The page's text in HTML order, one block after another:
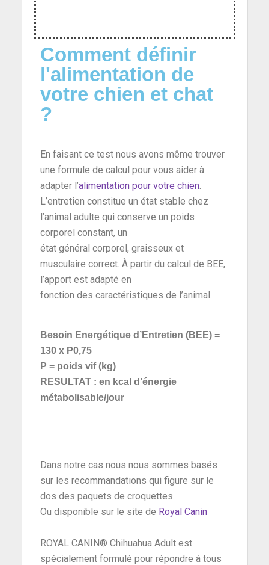
Comment définir
l'alimentation de
votre chien et chat
?
En faisant ce test nous avons même trouver
une formule de calcul pour vous aider à
adapter l’alimentation pour votre chien.
L’entretien constitue un état stable chez
l’animal adulte qui conserve un poids
corporel constant, un
état général corporel, graisseux et
musculaire correct. À partir du calcul de BEE,
l’apport est adapté en
fonction des caractéristiques de l’animal.
Besoin Energétique d ’Entretien (BEE) =
130 x P0,75
P = poids vif (kg)
RESULTAT : en kcal d’énergie
métabolisable/jour
Dans notre cas nous nous sommes basés
sur les recommandations qui figure sur le
dos des paquets de croquettes.
Ou disponible sur le site de Royal Canin
ROYAL CANIN® Chihuahua Adult est
spécialement formulé pour répondre à tous